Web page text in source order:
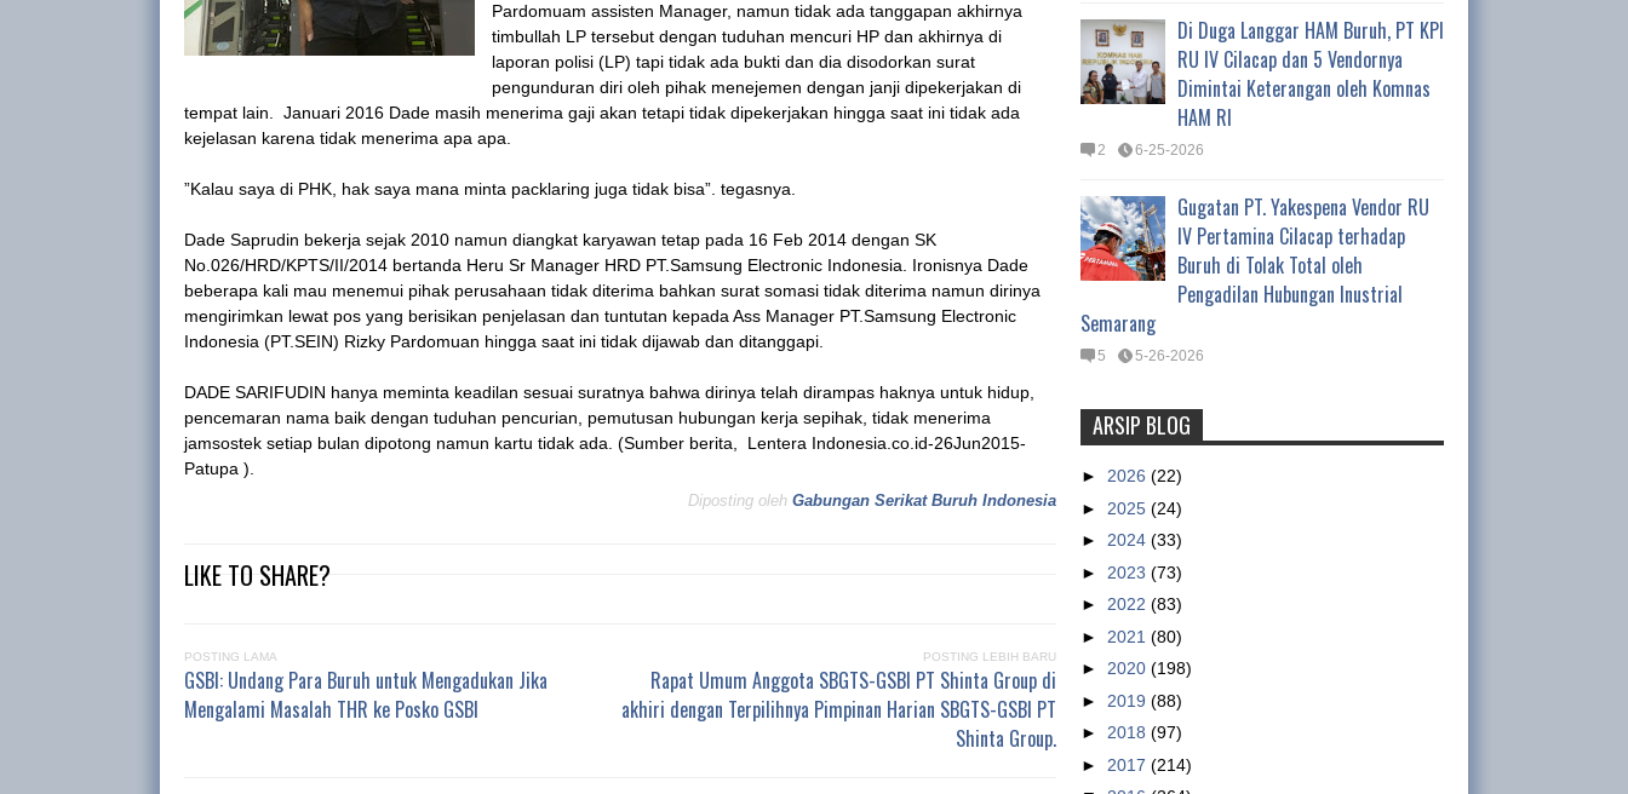
Pardomuam assisten Manager, namun tidak ada tanggapan akhirnya
timbullah LP tersebut dengan tuduhan mencuri HP dan akhirnya di
laporan polisi (LP) tapi tidak ada bukti dan dia disodorkan surat
pengunduran diri oleh pihak menejemen dengan janji dipekerjakan di
tempat lain. Januari 2016 Dade masih menerima gaji akan tetapi tidak dipekerjakan hingga saat ini tidak ada
kejelasan karena tidak menerima apa apa.
”Kalau saya di PHK, hak saya mana minta packlaring juga tidak bisa”. tegasnya.
Dade Saprudin bekerja sejak 2010 namun diangkat karyawan tetap pada 16 Feb 2014 dengan SK
No.026/HRD/KPTS/II/2014 bertanda Heru Sr Manager HRD PT.Samsung Electronic Indonesia. Ironisnya Dade
beberapa kali mau menemui pihak perusahaan tidak diterima bahkan surat somasi tidak diterima namun dirinya
mengirimkan lewat pos yang berisikan penjelasan dan tuntutan kepada Ass Manager PT.Samsung Electronic
Indonesia (PT.SEIN) Rizky Pardomuan hingga saat ini tidak dijawab dan ditanggapi.
DADE SARIFUDIN hanya meminta keadilan sesuai suratnya bahwa dirinya telah dirampas haknya untuk hidup,
pencemaran nama baik dengan tuduhan pencurian, pemutusan hubungan kerja sepihak, tidak menerima
jamsostek setiap bulan dipotong namun kartu tidak ada. (Sumber berita, Lentera Indonesia.co.id-26Jun2015-
Patupa ).
Diposting oleh Gabungan Serikat Buruh Indonesia
LIKE TO SHARE?
POSTING LAMA
GSBI: Undang Para Buruh untuk Mengadukan Jika
Mengalami Masalah THR ke Posko GSBI
POSTING LEBIH BARU
Rapat Umum Anggota SBGTS-GSBI PT Shinta Group di
akhiri dengan Terpilihnya Pimpinan Harian SBGTS-GSBI PT
Shinta Group.
Di Duga Langgar HAM Buruh, PT KPI
RU IV Cilacap dan 5 Vendornya
Dimintai Keterangan oleh Komnas
HAM RI
2 6-25-2026
Gugatan PT. Yakespena Vendor RU
IV Pertamina Cilacap terhadap
Buruh di Tolak Total oleh
Pengadilan Hubungan Inustrial
Semarang
5 5-26-2026
Tentang Waktu Kerja Satpam
Ismet Inoni , Kepala Departemen Organisasi DPP
GSBI Regulasi yang mengatur tentang pe...
to intimidate them
-01-15/nike-accused-of-using-military-to-
ARSIP BLOG
► 2026 (22)
► 2025 (24)
► 2024 (33)
► 2023 (73)
► 2022 (83)
► 2021 (80)
► 2020 (198)
► 2019 (88)
► 2018 (97)
► 2017 (214)